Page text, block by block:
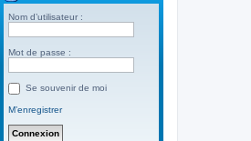
Nom d’utilisateur :
Mot de passe :
Se souvenir de moi
M’enregistrer